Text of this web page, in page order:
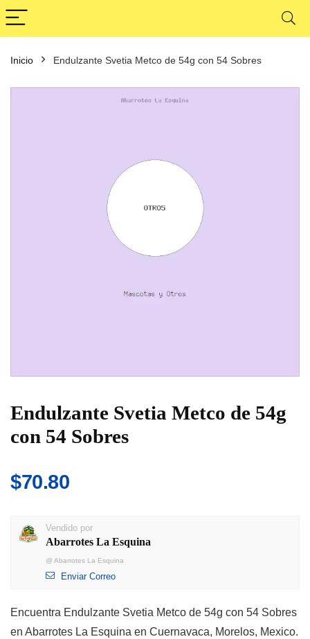
Inicio Endulzante Svetia Metco de 54g con 54 Sobres
Endulzante Svetia Metco de 54g
con 54 Sobres
$70.80
Vendido por
Abarrotes La Esquina
@ Abarrotes La Esquina
Enviar Correo
Encuentra Endulzante Svetia Metco de 54g con 54 Sobres
en Abarrotes La Esquina en Cuernavaca, Morelos, Mexico.